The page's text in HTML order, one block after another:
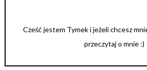
Cześć jestem Tymek i jeżeli chcesz
przeczytaj o mnie :)